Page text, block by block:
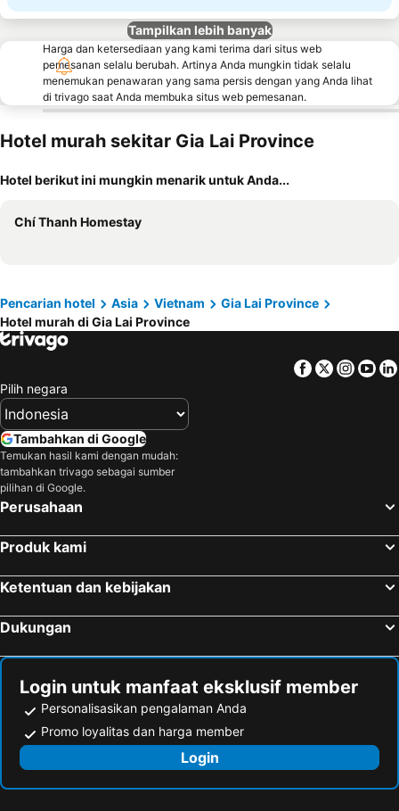
Tampilkan lebih banyak
Harga dan ketersediaan yang kami terima dari situs web
pemesanan selalu berubah. Artinya Anda mungkin tidak selalu
menemukan penawaran yang sama persis dengan yang Anda lihat
di trivago saat Anda membuka situs web pemesanan.
Hotel murah sekitar Gia Lai Province
Hotel berikut ini mungkin menarik untuk Anda...
Chí Thanh Homestay
Pencarian hotel Asia Vietnam
Gia Lai Province
Hotel murah di Gia Lai Province
Facebook
Twitter
Pilih negara
Tambahkan di Google
Temukan hasil kami dengan mudah:
tambahkan trivago sebagai sumber
pilihan di Google.
Perusahaan
Produk kami
Ketentuan dan kebijakan
Dukungan
Login untuk manfaat eksklusif member
Personalisasikan pengalaman Anda
Promo loyalitas dan harga member
Login